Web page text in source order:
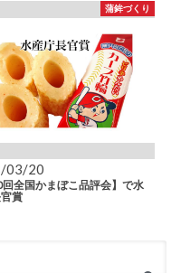
蒲鉾づくり
03/20
回全国かまぼこ品評会】で水
賞